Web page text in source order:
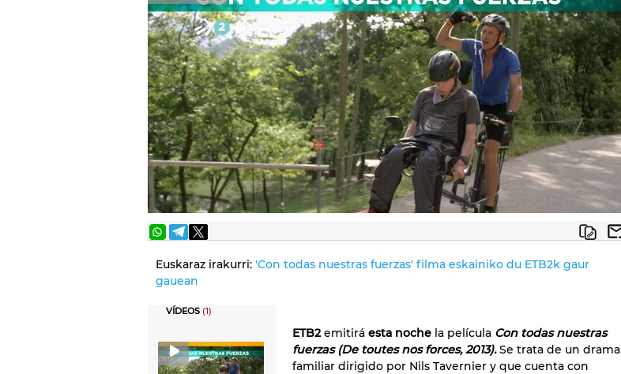
Euskaraz irakurri: 'Con todas nuestras fuerzas' filma eskainiko du ETB2k gaur
gauean
VÍDEOS (1)
ETB2emitirá esta noche la película Con todas nuestras
fuerzas (De toutes nos forces, 2013).Se trata de un drama
familiar dirigido por Nils Tavernier y que cuenta con